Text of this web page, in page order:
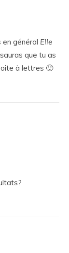
en général Elle
que tu as
à lettres 🙂